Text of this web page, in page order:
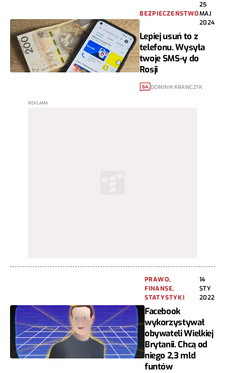
BEZPIECZEŃSTWO
25
MAJ
2024
Lepiej usuń to z
telefonu. Wysyła
twoje SMS-y do
Rosji
64 DOMINIK KRAWCZYK
PRAWO,
FINANSE,
STATYSTYKI
14
STY
2022
Facebook
wykorzystywał
obywateli Wielkiej
Brytanii. Chcą od
niego 2,3 mld
funtów